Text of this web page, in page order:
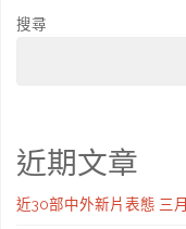
搜尋
近期文章
近30部中外新片表態 三